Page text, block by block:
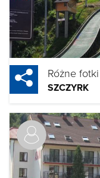
Różne
SZCZYRK